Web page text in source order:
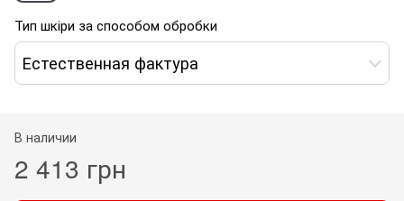
Тип шкіри за способом обробки
Естественная фактура
В наличии
2 413 грн